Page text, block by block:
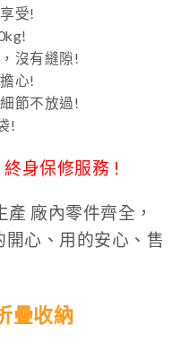
受!
沒有縫隙!
心!
節不放過!
!
終身保修服務 !
廠內零件齊全，
心、用的安心、售
疊收納